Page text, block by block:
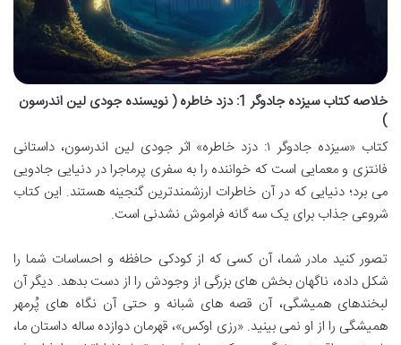
خلاصه کتاب سیزده جادوگر 1: دزد خاطره ( نویسنده جودی لین اندرسون
)
کتاب «سیزده جادوگر ۱: دزد خاطره» اثر جودی لین اندرسون، داستانی
فانتزی و معمایی است که خواننده را به سفری پرماجرا در دنیایی جادویی
می برد؛ دنیایی که در آن خاطرات ارزشمندترین گنجینه هستند. این کتاب
شروعی جذاب برای یک سه گانه فراموش نشدنی است.
تصور کنید مادر شما، آن کسی که از کودکی حافظه و احساسات شما را
شکل داده، ناگهان بخش های بزرگی از وجودش را از دست بدهد. دیگر آن
لبخندهای همیشگی، آن قصه های شبانه و حتی آن نگاه های پُرمهر
همیشگی را از او نمی بینید. «رزی اوکس»، قهرمان دوازده ساله داستان ما،